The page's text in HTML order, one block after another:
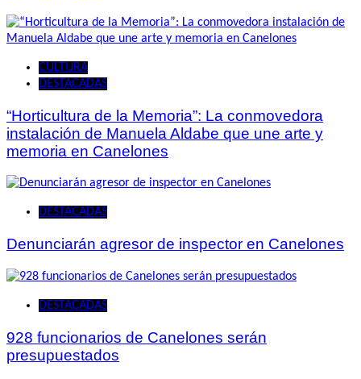
CULTURA
DESTACADAS
“Horticultura de la Memoria”: La conmovedora
instalación de Manuela Aldabe que une arte y
memoria en Canelones
DESTACADAS
Denunciarán agresor de inspector en Canelones
DESTACADAS
928 funcionarios de Canelones serán
presupuestados